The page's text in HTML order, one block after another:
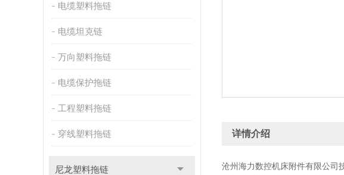
电缆塑料拖链
电缆坦克链
万向塑料拖链
电缆保护拖链
工程塑料拖链
穿线塑料拖链
尼龙塑料拖链
详情介绍
沧州海力数控机床附件有限公司